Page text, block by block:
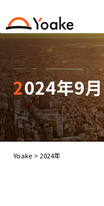
2024年9月
Yoake >2024年